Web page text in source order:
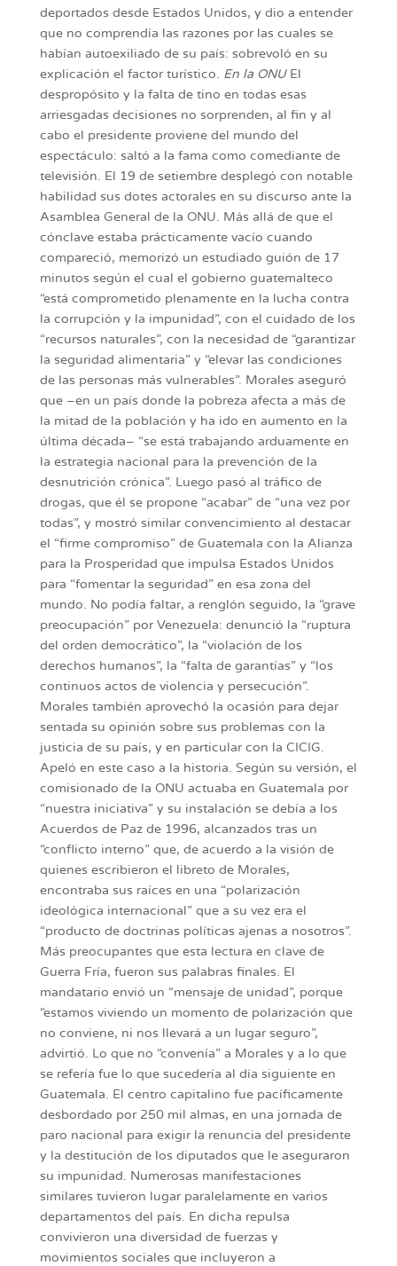
deportados desde Estados Unidos, y dio a entender
que no comprendía las razones por las cuales se
habían autoexiliado de su país: sobrevoló en su
explicación el factor turístico. En la ONUEl
despropósito y la falta de tino en todas esas
arriesgadas decisiones no sorprenden, al fin y al
cabo el presidente proviene del mundo del
espectáculo: saltó a la fama como comediante de
televisión. El 19 de setiembre desplegó con notable
habilidad sus dotes actorales en su discurso ante la
Asamblea General de la ONU. Más allá de que el
cónclave estaba prácticamente vacío cuando
compareció, memorizó un estudiado guión de 17
minutos según el cual el gobierno guatemalteco
“está comprometido plenamente en la lucha contra
la corrupción y la impunidad”, con el cuidado de los
“recursos naturales”, con la necesidad de “garantizar
la seguridad alimentaria” y “elevar las condiciones
de las personas más vulnerables”. Morales aseguró
que –en un país donde la pobreza afecta a más de
la mitad de la población y ha ido en aumento en la
última década– “se está trabajando arduamente en
la estrategia nacional para la prevención de la
desnutrición crónica”. Luego pasó al tráfico de
drogas, que él se propone “acabar” de “una vez por
todas”, y mostró similar convencimiento al destacar
el “firme compromiso” de Guatemala con la Alianza
para la Prosperidad que impulsa Estados Unidos
para “fomentar la seguridad” en esa zona del
mundo. No podía faltar, a renglón seguido, la “grave
preocupación” por Venezuela: denunció la “ruptura
del orden democrático”, la “violación de los
derechos humanos”, la “falta de garantías” y “los
continuos actos de violencia y persecución”.
Morales también aprovechó la ocasión para dejar
sentada su opinión sobre sus problemas con la
justicia de su país, y en particular con la CICIG.
Apeló en este caso a la historia. Según su versión, el
comisionado de la ONU actuaba en Guatemala por
“nuestra iniciativa” y su instalación se debía a los
Acuerdos de Paz de 1996, alcanzados tras un
“conflicto interno” que, de acuerdo a la visión de
quienes escribieron el libreto de Morales,
encontraba sus raíces en una “polarización
ideológica internacional” que a su vez era el
“producto de doctrinas políticas ajenas a nosotros”.
Más preocupantes que esta lectura en clave de
Guerra Fría, fueron sus palabras finales. El
mandatario envió un “mensaje de unidad”, porque
“estamos viviendo un momento de polarización que
no conviene, ni nos llevará a un lugar seguro”,
advirtió. Lo que no “convenía” a Morales y a lo que
se refería fue lo que sucedería al día siguiente en
Guatemala. El centro capitalino fue pacíficamente
desbordado por 250 mil almas, en una jornada de
paro nacional para exigir la renuncia del presidente
y la destitución de los diputados que le aseguraron
su impunidad. Numerosas manifestaciones
similares tuvieron lugar paralelamente en varios
departamentos del país. En dicha repulsa
convivieron una diversidad de fuerzas y
movimientos sociales que incluyeron a